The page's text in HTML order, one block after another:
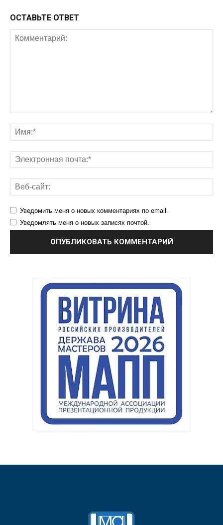
ОСТАВЬТЕ ОТВЕТ
Уведомить меня о новых комментариях по email.
Уведомлять меня о новых записях почтой.